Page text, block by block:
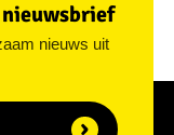
nieuwsbrief
nieuws uit